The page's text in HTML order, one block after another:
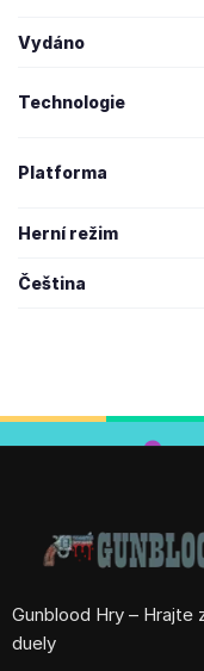
Vydáno
Technologie
Platforma
Herní režim
Čeština
Gunblood Hry – Hrajte
duely